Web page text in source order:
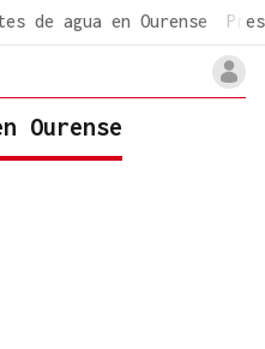
de agua en Ourense
Ourense